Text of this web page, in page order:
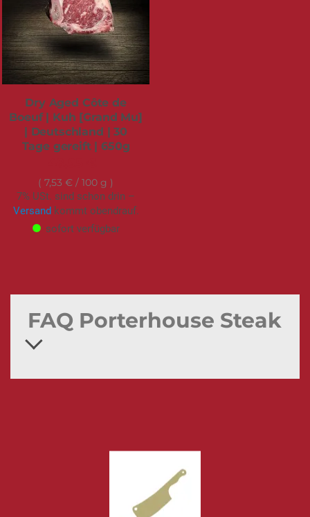
Dry Aged Côte de
Boeuf | Kuh [Grand Mu]
| Deutschland | 30
Tage gereift | 650g
7,53 € / 100 g
7% USt. sind schon drin –
Versandkommt obendrauf.
sofort verfügbar
FAQ Porterhouse Steak